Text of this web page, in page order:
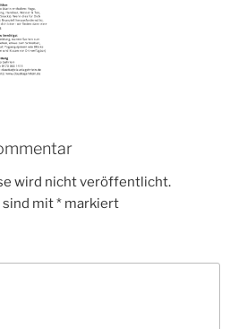
wird nicht veröffentlicht.
sind mit* markiert